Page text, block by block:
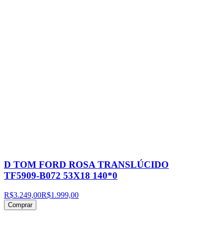
D TOM FORD ROSA TRANSLÚCIDO
TF5909-B072 53X18 140*0
R$3.249,00R$1.999,00
Comprar